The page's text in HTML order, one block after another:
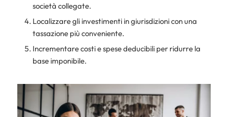
società collegate.
Localizzare gli investimenti in giurisdizioni con una
tassazione più conveniente.
Incrementare costi e spese deducibili per ridurre la
base imponibile.